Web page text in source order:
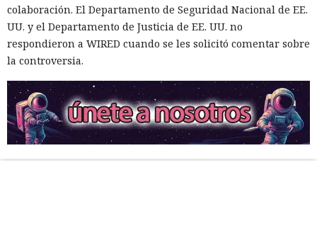
colaboración. El Departamento de Seguridad Nacional de EE.
UU. y el Departamento de Justicia de EE. UU. no
respondieron a WIRED cuando se les solicitó comentar sobre
la controversia.